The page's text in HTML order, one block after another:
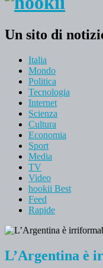
Un sito di
Italia
Mondo
Politica
Tecnologia
Internet
Scienza
Cultura
Economia
Sport
Media
TV
Video
hookii Best
Feed
Rapide
L’Argentina è